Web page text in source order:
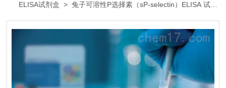
ELISA试剂盒 > 兔子可溶性P选择素（sP-selectin）ELISA 试剂